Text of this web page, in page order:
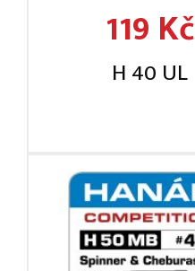
119 Kč
H 40 UL